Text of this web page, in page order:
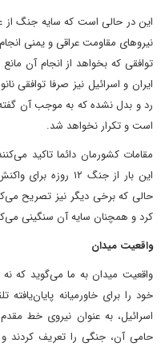
این در حالی است که سایه جنگ از
نیروهای مقاومت عراقی و یمنی
ایران و اسرائیل نیز صرفا
رد و بدل نشده که به موجب آن
است و تکرار نخواهد شد.
مقامات کشورمان دائما تاکید
این بار از جنگ ۱۲
حالی که برخی دیگر نیز تصریح
کرد و همچنان سایه آن سنگینی
واقعیت میدان
واقعیت میدان به ما می‌گوید که نه
اسرائیل، به عنوان نیروی خط
حامی آن، جنگی را تعریف کردند